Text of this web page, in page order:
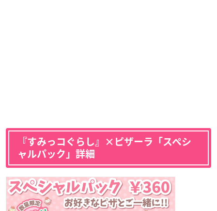
『すみっコぐらし』×ピザーラ「スペシ
ャルパック」詳細